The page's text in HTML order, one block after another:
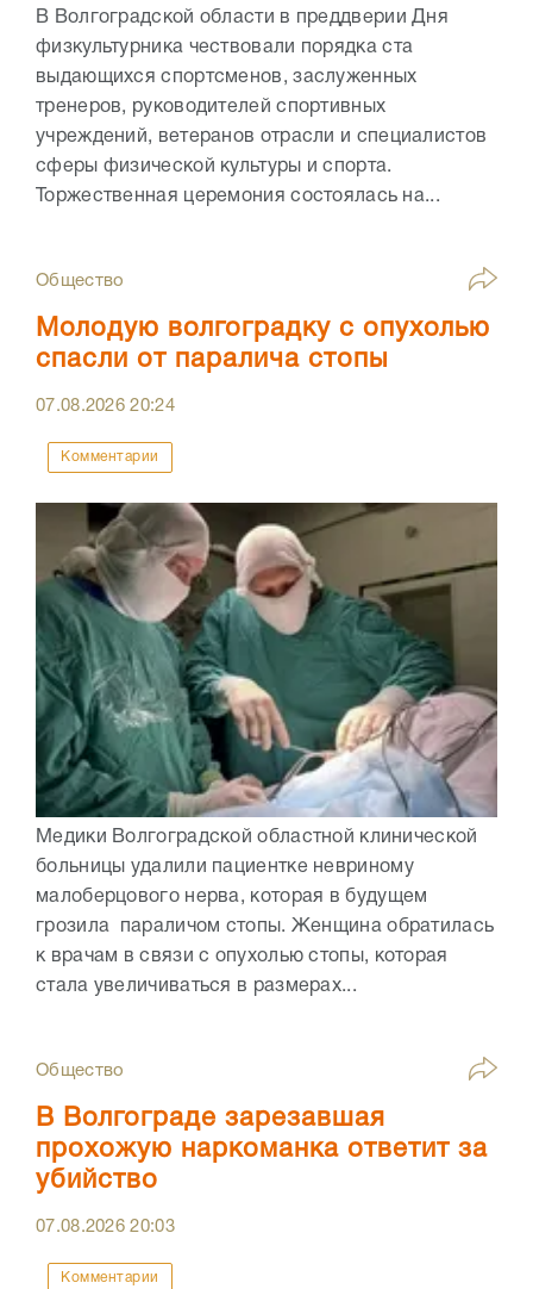
В Волгоградской области в преддверии Дня
физкультурника чествовали порядка ста
выдающихся спортсменов, заслуженных
тренеров, руководителей спортивных
учреждений, ветеранов отрасли и специалистов
сферы физической культуры и спорта.
Торжественная церемония состоялась на...
Общество
Молодую волгоградку с опухолью
спасли от паралича стопы
07.08.202620:24
Комментарии
Медики Волгоградской областной клинической
больницы удалили пациентке невриному
малоберцового нерва, которая в будущем
грозила параличом стопы. Женщина обратилась
к врачам в связи с опухолью стопы, которая
стала увеличиваться в размерах...
Общество
В Волгограде зарезавшая
прохожую наркоманка ответит за
убийство
07.08.202620:03
Комментарии